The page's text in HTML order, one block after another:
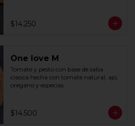
$14.250
One love M
Tomate y pesto con base de salsa
clasica hecha con tomate natural, ajo,
oregano y especias.
$14.500